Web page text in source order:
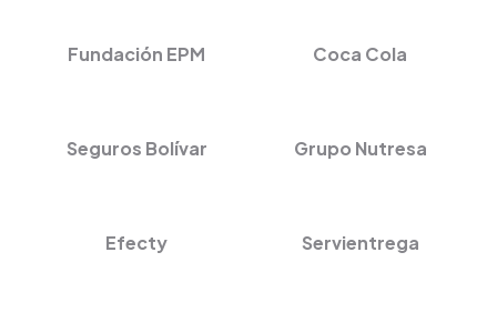
Fundación EPM Coca Cola
Seguros Bolívar Grupo Nutresa
Efecty Servientrega